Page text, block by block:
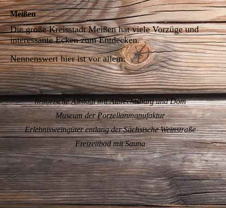
Meißen
Die große Kreisstadt Meißen hat viele Vorzüge und
interessante Ecken zum Entdecken.
Nennenswert hier ist vor allem:
historische Altstadt mit Albrechtsburg und Dom
Museum der Porzellanmanufaktur
Erlebnisweingüter entlang der Sächsische Weinstraße
Freizeitbad mit Sauna